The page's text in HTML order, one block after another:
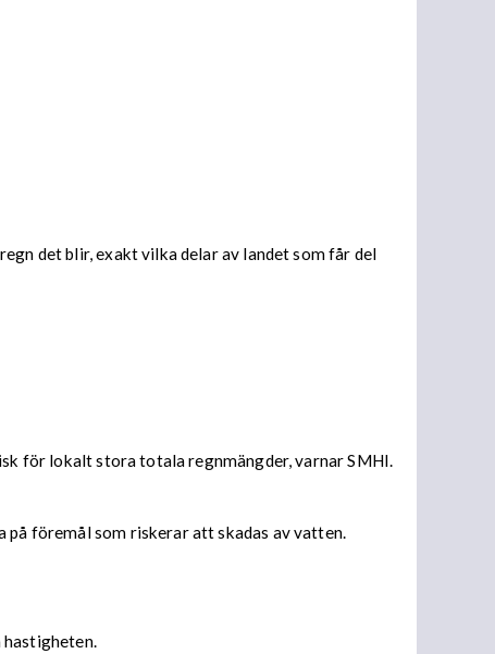
det blir, exakt vilka delar av landet som får del
för lokalt stora totala regnmängder, varnar SMHI.
på föremål som riskerar att skadas av vatten.
hastigheten.